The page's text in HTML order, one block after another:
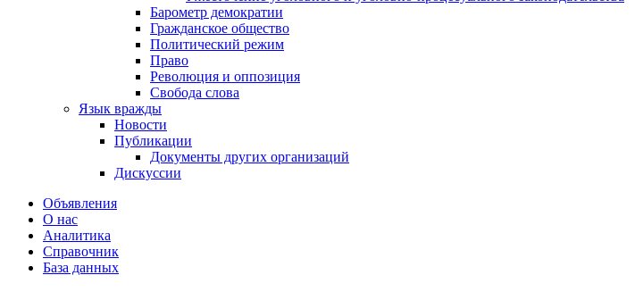
Барометр демократии
Гражданское общество
Политический режим
Право
Революция и оппозиция
Свобода слова
Язык вражды
Новости
Публикации
Документы других организаций
Дискуссии
Объявления
О нас
Аналитика
Справочник
База данных